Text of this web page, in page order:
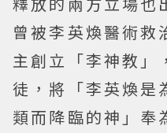
曾被李英煥醫術救
主創立「李神教」
徒，將「李英煥是
類而降臨的神」奉